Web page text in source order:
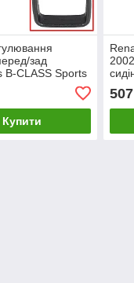
зад
B-CLASS Sports
05-11 права
A1699190661
Купити
507